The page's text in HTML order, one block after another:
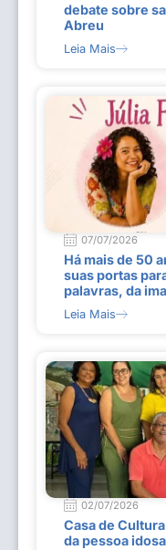
debate sobre
Abreu
Leia Mais
07/07/2026
Há mais de 50
suas portas
palavras, da
Leia Mais
02/07/2026
Casa de
da pessoa idosa